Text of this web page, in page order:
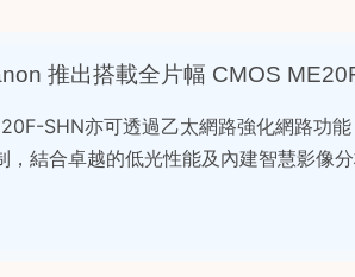
推出搭載全片幅 CMOS
SHN亦可透過乙太網路強化網路功
，結合卓越的低光性能及內建智慧影像